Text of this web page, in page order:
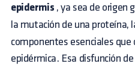
epidermis , ya sea de origen
la mutación de una proteína,
componentes esenciales que
epidérmica. Esa disfunción